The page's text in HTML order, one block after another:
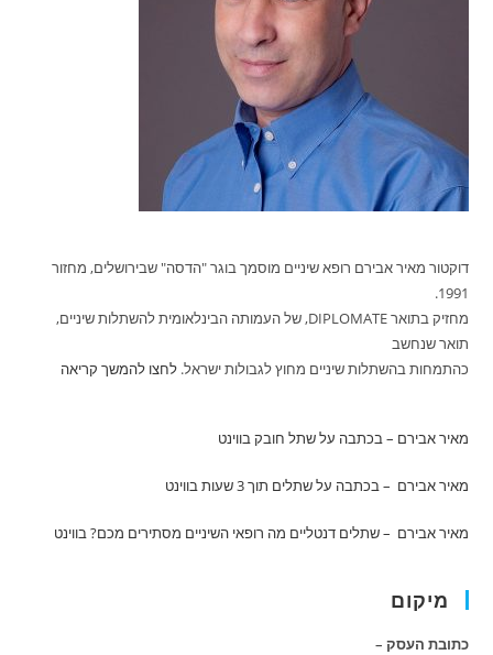
דוקטור מאיר אבירם רופא שיניים מוסמך בוגר "הדסה" שבירושלים, מחזור
1991.
מחזיק בתואר DIPLOMATE, של העמותה הבינלאומית להשתלות שיניים,
תואר שנחשב
כהתמחות בהשתלות שיניים מחוץ לגבולות ישראל.לחצו להמשך קריאה
מאיר אבירם – בכתבה על שתל חובקבווינט
מאיר אבירם – בכתבה על שתלים תוך 3 שעות בווינט
מאיר אבירם – שתלים דנטליים מה רופאי השיניים מסתירים מכם?בווינט
מיקום
כתובת העסק –